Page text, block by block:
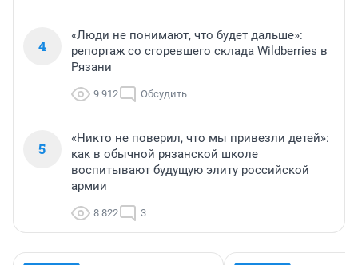
4
«Люди не понимают, что будет дальше»:
репортаж со сгоревшего склада Wildberries в
Рязани
9 912 Обсудить
5
«Никто не поверил, что мы привезли детей»:
как в обычной рязанской школе
воспитывают будущую элиту российской
армии
8 822 3